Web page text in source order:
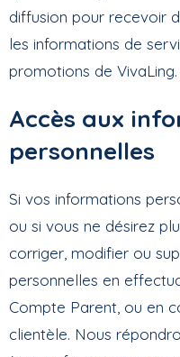
diffusion pour recevoir
les informations de
promotions de VivaLing.
Accès aux
personnelles
Si vos informations
ou si vous ne désirez
corriger, modifier ou
personnelles en
Compte Parent, ou en
clientèle. Nous